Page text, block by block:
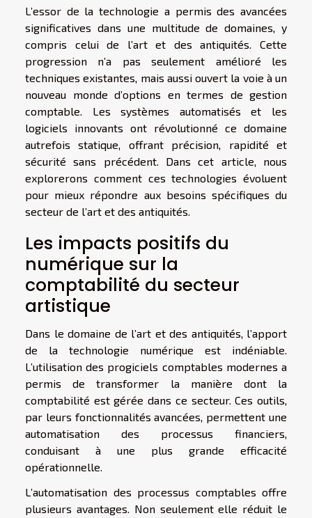
L’essor de la technologie a permis des avancées
significatives dans une multitude de domaines, y
compris celui de l’art et des antiquités. Cette
progression n’a pas seulement amélioré les
techniques existantes, mais aussi ouvert la voie à un
nouveau monde d’options en termes de gestion
comptable. Les systèmes automatisés et les
logiciels innovants ont révolutionné ce domaine
autrefois statique, offrant précision, rapidité et
sécurité sans précédent. Dans cet article, nous
explorerons comment ces technologies évoluent
pour mieux répondre aux besoins spécifiques du
secteur de l’art et des antiquités.
Les impacts positifs du
numérique sur la
comptabilité du secteur
artistique
Dans le domaine de l’art et des antiquités, l’apport
de la technologie numérique est indéniable.
L’utilisation des progiciels comptables modernes a
permis de transformer la manière dont la
comptabilité est gérée dans ce secteur. Ces outils,
par leurs fonctionnalités avancées, permettent une
automatisation des processus financiers,
conduisant à une plus grande efficacité
opérationnelle.
L’automatisation des processus comptables offre
plusieurs avantages. Non seulement elle réduit le